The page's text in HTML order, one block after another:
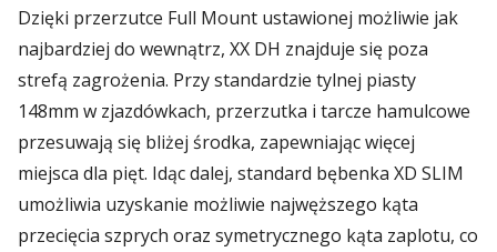
Dzięki przerzutce Full Mount ustawionej możliwie jak
najbardziej do wewnątrz, XX DH znajduje się poza
strefą zagrożenia. Przy standardzie tylnej piasty
148mm w zjazdówkach, przerzutka i tarcze hamulcowe
przesuwają się bliżej środka, zapewniając więcej
miejsca dla pięt. Idąc dalej, standard bębenka XD SLIM
umożliwia uzyskanie możliwie najwęższego kąta
przecięcia szprych oraz symetrycznego kąta zaplotu, co